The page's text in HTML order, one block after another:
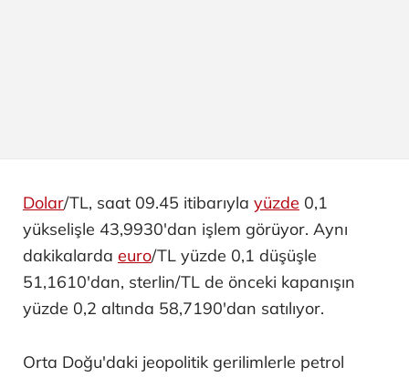
Dolar/TL, saat 09.45 itibarıyla yüzde 0,1
yükselişle 43,9930'dan işlem görüyor. Aynı
dakikalarda euro/TL yüzde 0,1 düşüşle
51,1610'dan, sterlin/TL de önceki kapanışın
yüzde 0,2 altında 58,7190'dan satılıyor.
Orta Doğu'daki jeopolitik gerilimlerle petrol